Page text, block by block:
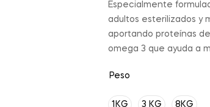
Especialmente
adultos esterilizados y
aportando proteínas
omega 3 que ayuda a
Peso
1KG 3 KG 8KG